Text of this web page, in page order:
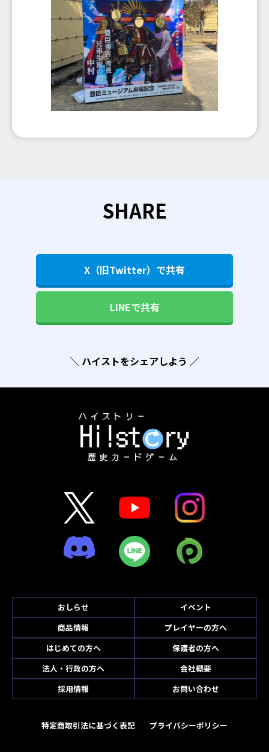
SHARE
X（旧Twitter）で共有
LINEで共有
＼ ハイストをシェアしよう ／
おしらせ
イベント
商品情報
プレイヤーの方へ
はじめての方へ
保護者の方へ
法人・行政の方へ
会社概要
採用情報
お問い合わせ
特定商取引法に基づく表記 プライバシーポリシー